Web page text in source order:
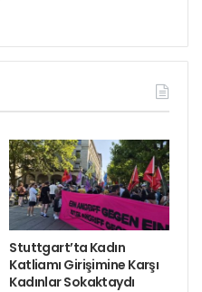
Stuttgart’ta Kadın
Katliamı Girişimine Karşı
Kadınlar Sokaktaydı